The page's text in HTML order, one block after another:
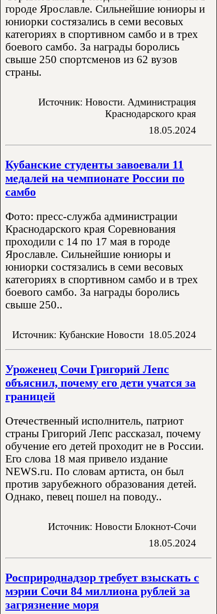
городе Ярославле. Сильнейшие юниоры и
юниорки состязались в семи весовых
категориях в спортивном самбо и в трех
боевого самбо. За награды боролись
свыше 250 спортсменов из 62 вузов
страны.
Источник: Новости. Администрация
Краснодарского края
18.05.2024
Кубанские студенты завоевали 11
медалей на чемпионате России по
самбо
Фото: пресс-служба администрации
Краснодарского края Соревнования
проходили с 14 по 17 мая в городе
Ярославле. Сильнейшие юниоры и
юниорки состязались в семи весовых
категориях в спортивном самбо и в трех
боевого самбо. За награды боролись
свыше 250..
Источник: Кубанские Новости 18.05.2024
Уроженец Сочи Григорий Лепс
объяснил, почему его дети учатся за
границей
Отечественный исполнитель, патриот
страны Григорий Лепс рассказал, почему
обучение его детей проходит не в России.
Его слова 18 мая привело издание
NEWS.ru. По словам артиста, он был
против зарубежного образования детей.
Однако, певец пошел на поводу..
Источник: Новости Блокнот-Сочи
18.05.2024
Росприроднадзор требует взыскать с
мэрии Сочи 84 миллиона рублей за
загрязнение моря